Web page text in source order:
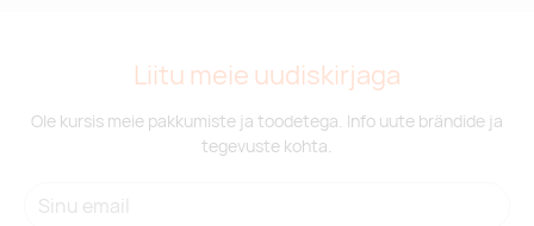
Liitu meie uudiskirjaga
Ole kursis meie pakkumiste ja toodetega. Info uute brändide ja
tegevuste kohta.